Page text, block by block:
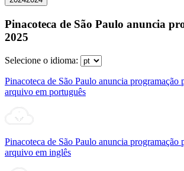
Pinacoteca de São Paulo anuncia
2025
Selecione o idioma:
Pinacoteca de São Paulo anuncia programação
arquivo em português
Pinacoteca de São Paulo anuncia programação
arquivo em inglês